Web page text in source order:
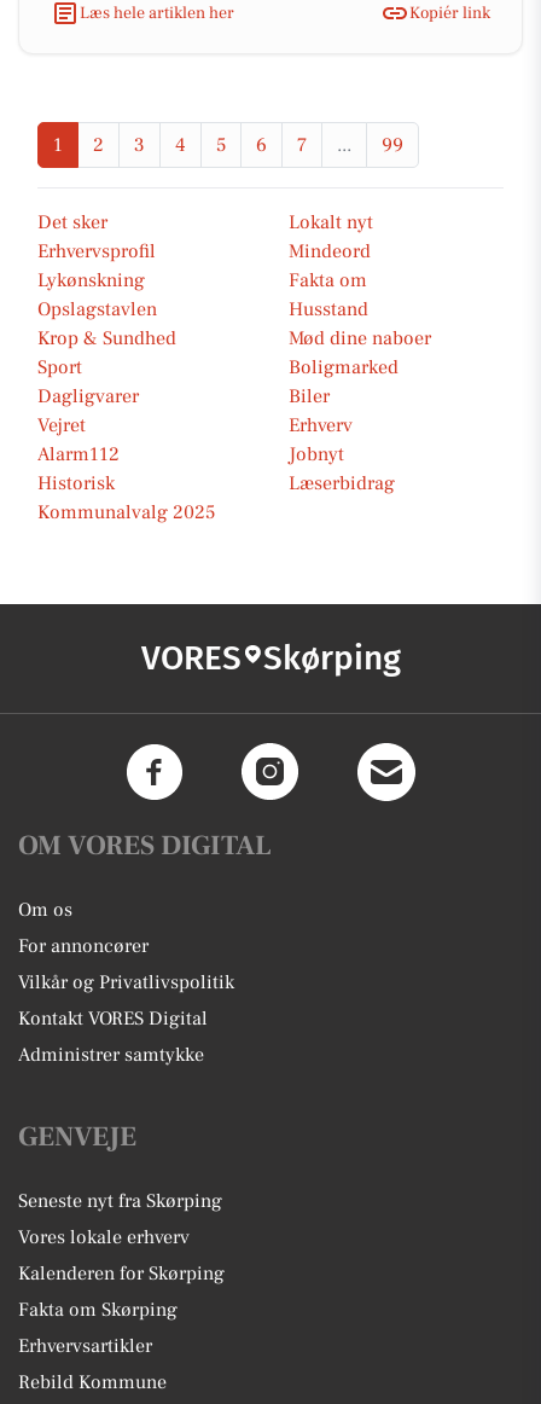
Læs hele artiklen her
Kopiér link
1 2 3 4 5 6 7 ... 99
Det sker
Lokalt nyt
Erhvervsprofil
Mindeord
Lykønskning
Fakta om
Opslagstavlen
Husstand
Krop & Sundhed
Mød dine naboer
Sport
Boligmarked
Dagligvarer
Biler
Vejret
Erhverv
Alarm112
Jobnyt
Historisk
Læserbidrag
Kommunalvalg 2025
VORES Skørping
OM VORES DIGITAL
Om os
For annoncører
Vilkår og Privatlivspolitik
Kontakt VORES Digital
Administrer samtykke
GENVEJE
Seneste nyt fra Skørping
Vores lokale erhverv
Kalenderen for Skørping
Fakta om Skørping
Erhvervsartikler
Rebild Kommune